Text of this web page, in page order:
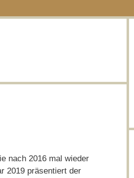
nach 2016 mal wieder
2019 präsentiert der